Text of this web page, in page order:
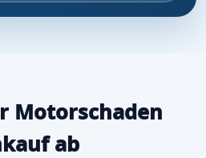
Motorschaden
ab